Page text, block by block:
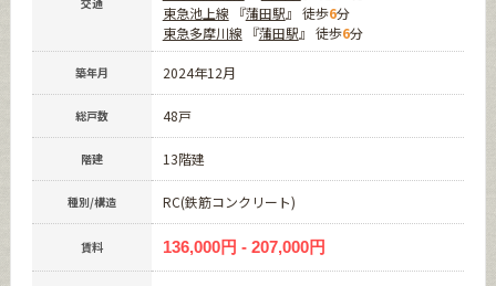
東急池上線『蒲田駅』 徒歩6分
東急多摩川線『蒲田駅』 徒歩6分
築年月 2024年12月
総戸数 48戸
階建 13階建
種別/構造 RC(鉄筋コンクリート)
賃料 136,000円 - 207,000円